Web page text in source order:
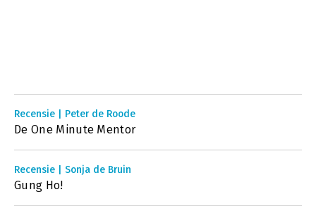
Recensie | Peter de Roode
De One Minute Mentor
Recensie | Sonja de Bruin
Gung Ho!